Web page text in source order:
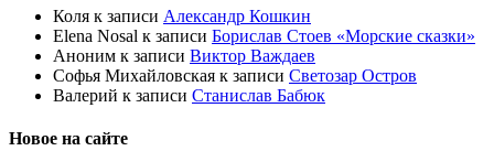
Коля к записи Александр Кошкин
Elena Nosal к записи Борислав Стоев «Морские сказки»
Аноним к записи Виктор Важдаев
Софья Михайловская к записи Светозар Остров
Валерий к записи Станислав Бабюк
Новое на сайте